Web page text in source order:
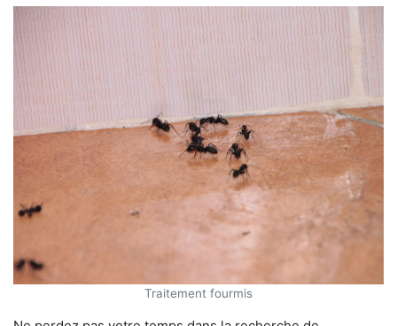
Traitement fourmis